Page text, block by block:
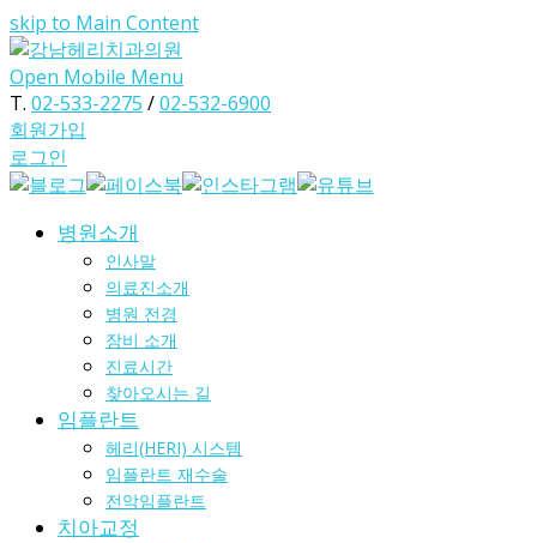
skip to Main Content
Open Mobile Menu
T. 02-533-2275 /02-532-6900
회원가입
로그인
병원소개
인사말
의료진소개
병원 전경
장비 소개
진료시간
찾아오시는 길
임플란트
헤리(HERI) 시스템
임플란트 재수술
전악임플란트
치아교정